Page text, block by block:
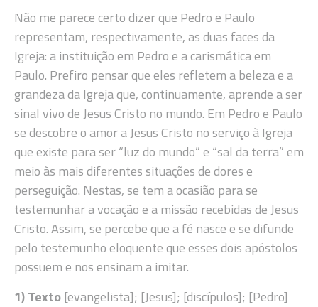
Não me parece certo dizer que Pedro e Paulo
representam, respectivamente, as duas faces da
Igreja: a instituição em Pedro e a carismática em
Paulo. Prefiro pensar que eles refletem a beleza e a
grandeza da Igreja que, continuamente, aprende a ser
sinal vivo de Jesus Cristo no mundo. Em Pedro e Paulo
se descobre o amor a Jesus Cristo no serviço à Igreja
que existe para ser “luz do mundo” e “sal da terra” em
meio às mais diferentes situações de dores e
perseguição. Nestas, se tem a ocasião para se
testemunhar a vocação e a missão recebidas de Jesus
Cristo. Assim, se percebe que a fé nasce e se difunde
pelo testemunho eloquente que esses dois apóstolos
possuem e nos ensinam a imitar.
1) Texto[evangelista]; [Jesus]; [discípulos]; [Pedro]